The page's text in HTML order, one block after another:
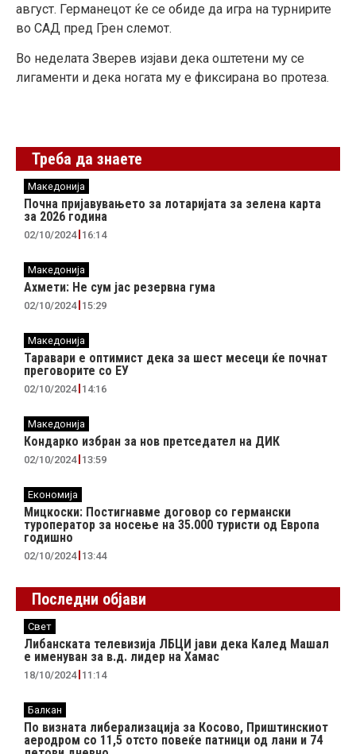
август. Германецот ќе се обиде да игра на турнирите
во САД пред Грен слемот.
Во неделата Зверев изјави дека оштетени му се
лигаменти и дека ногата му е фиксирана во протеза.
Треба да знаете
Македонија
Почна пријавувањето за лотаријата за зелена карта
за 2026 година
02/10/2024 16:14
Македонија
Ахмети: Не сум јас резервна гума
02/10/2024 15:29
Македонија
Таравари e oптимист дека за шест месеци ќе почнат
преговорите со ЕУ
02/10/2024 14:16
Македонија
Кондарко избран за нов претседател на ДИК
02/10/2024 13:59
Економија
Мицкоски: Постигнавме договор со германски
туроператор за носење на 35.000 туристи од Европа
годишно
02/10/2024 13:44
Последни објави
Свет
Либанската телевизија ЛБЦИ јави дека Калед Машал
е именуван за в.д. лидер на Хамас
18/10/2024 11:14
Балкан
По визната либерализација за Косово, Приштинскиот
аеродром со 11,5 отсто повеќе патници од лани и 74